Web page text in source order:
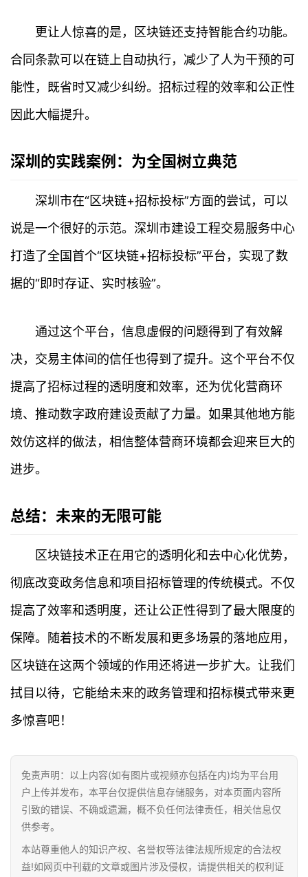
首
行
快
百
更让人惊喜的是，区块链还支持智能合约功能。
合同条款可以在链上自动执行，减少了人为干预的可
能性，既省时又减少纠纷。招标过程的效率和公正性
因此大幅提升。
深圳的实践案例：为全国树立典范
深圳市在“区块链+招标投标”方面的尝试，可以
说是一个很好的示范。深圳市建设工程交易服务中心
打造了全国首个“区块链+招标投标”平台，实现了数
据的“即时存证、实时核验”。
通过这个平台，信息虚假的问题得到了有效解
决，交易主体间的信任也得到了提升。这个平台不仅
提高了招标过程的透明度和效率，还为优化营商环
境、推动数字政府建设贡献了力量。如果其他地方能
效仿这样的做法，相信整体营商环境都会迎来巨大的
进步。
总结：未来的无限可能
区块链技术正在用它的透明化和去中心化优势，
彻底改变政务信息和项目招标管理的传统模式。不仅
提高了效率和透明度，还让公正性得到了最大限度的
保障。随着技术的不断发展和更多场景的落地应用，
区块链在这两个领域的作用还将进一步扩大。让我们
拭目以待，它能给未来的政务管理和招标模式带来更
多惊喜吧！
免责声明：以上内容(如有图片或视频亦包括在内)均为平台用
户上传并发布，本平台仅提供信息存储服务，对本页面内容所
引致的错误、不确或遗漏，概不负任何法律责任，相关信息仅
供参考。
本站尊重他人的知识产权、名誉权等法律法规所规定的合法权
益!如网页中刊载的文章或图片涉及侵权，请提供相关的权利证